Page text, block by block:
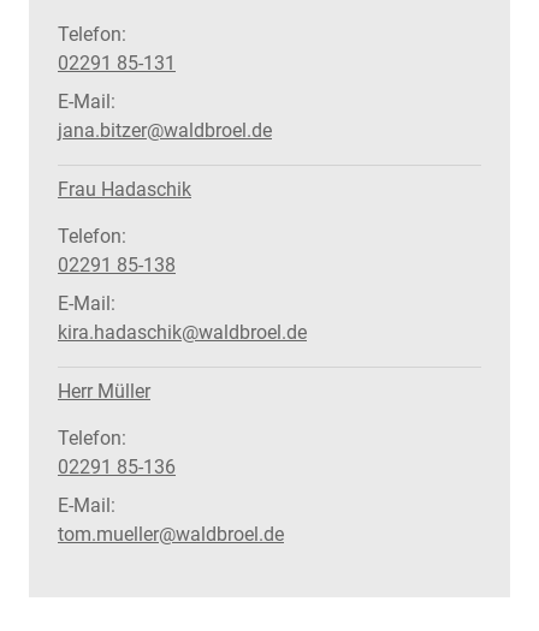
Telefon:
02291 85-131
E-Mail:
jana.bitzer@waldbroel.de
Frau Hadaschik
Telefon:
02291 85-138
E-Mail:
kira.hadaschik@waldbroel.de
Herr Müller
Telefon:
02291 85-136
E-Mail:
tom.mueller@waldbroel.de